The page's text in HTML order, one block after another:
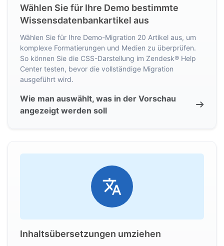
Wählen Sie für Ihre Demo bestimmte
Wissensdatenbankartikel aus
Wählen Sie für Ihre Demo-Migration 20 Artikel aus, um
komplexe Formatierungen und Medien zu überprüfen.
So können Sie die CSS-Darstellung im Zendesk® Help
Center testen, bevor die vollständige Migration
ausgeführt wird.
Wie man auswählt, was in der Vorschau
angezeigt werden soll
Inhaltsübersetzungen umziehen